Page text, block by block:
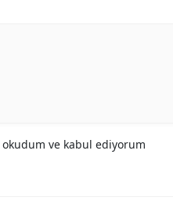
okudum ve kabul ediyorum